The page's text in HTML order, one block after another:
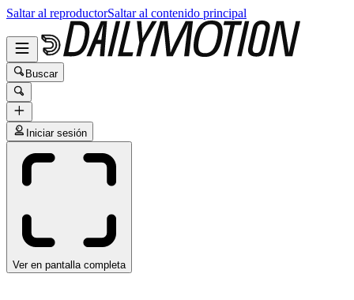
Saltar al reproductorSaltar al contenido principal
Buscar
Iniciar sesión
Ver en pantalla completa